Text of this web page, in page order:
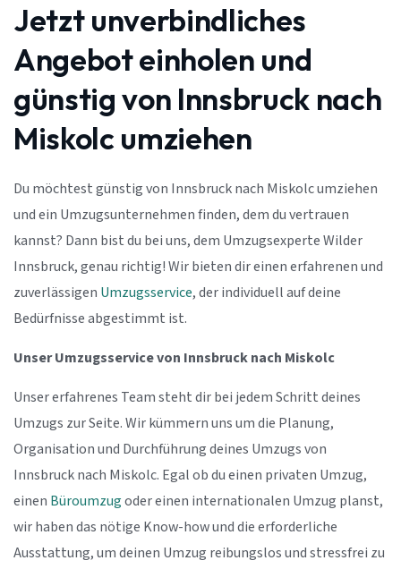
Jetzt unverbindliches
Angebot einholen und
günstig von Innsbruck nach
Miskolc umziehen
Du möchtest günstig von Innsbruck nach Miskolc umziehen
und ein Umzugsunternehmen finden, dem du vertrauen
kannst? Dann bist du bei uns, dem Umzugsexperte Wilder
Innsbruck, genau richtig! Wir bieten dir einen erfahrenen und
zuverlässigen Umzugsservice, der individuell auf deine
Bedürfnisse abgestimmt ist.
Unser Umzugsservice von Innsbruck nach Miskolc
Unser erfahrenes Team steht dir bei jedem Schritt deines
Umzugs zur Seite. Wir kümmern uns um die Planung,
Organisation und Durchführung deines Umzugs von
Innsbruck nach Miskolc. Egal ob du einen privaten Umzug,
einen Büroumzugoder einen internationalen Umzug planst,
wir haben das nötige Know-how und die erforderliche
Ausstattung, um deinen Umzug reibungslos und stressfrei zu